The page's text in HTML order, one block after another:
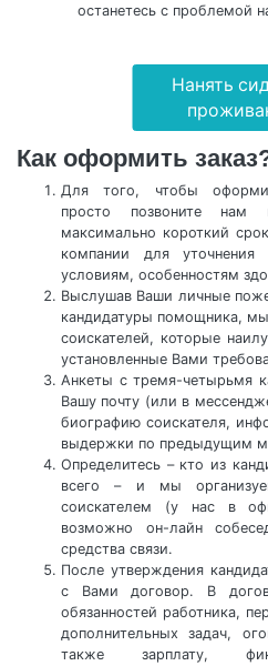
останетесь с проблемой
Нанять
Как оформить
Для того, чтобы
просто позвоните нам
максимально короткий
компании для
условиям, особенностям
Выслушав Ваши личные
кандидатуры помощника,
соискателей, которые
установленные Вами
Анкеты с тремя-четырьмя
Вашу почту (или в
биографию соискателя,
выдержки по предыдущим
Определитесь – кто из
всего – и мы
соискателем (у нас в
возможно он-лайн
средства связи.
После утверждения
с Вами договор. В
обязанностей работника,
дополнительных задач,
также зарплату,